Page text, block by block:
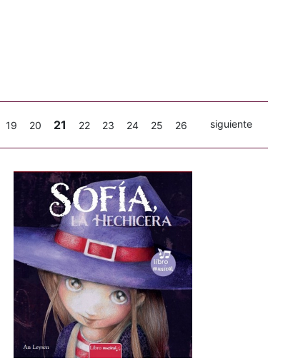
19 20 21 22 23 24 25 26 siguiente